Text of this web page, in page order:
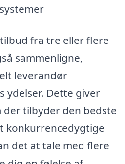
fra tre eller flere
sammenligne,
leverandør
ydelser. Dette giver
der tilbyder den bedste
konkurrencedygtige
det at tale med flere